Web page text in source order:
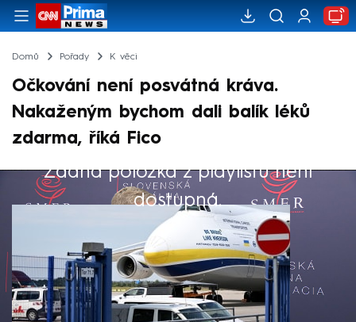
Domů Pořady K věci
Očkování není posvátná kráva.
Nakaženým bychom dali balík léků
zdarma, říká Fico
Žádná položka z playlistu není
dostupná.
Výběr redakce